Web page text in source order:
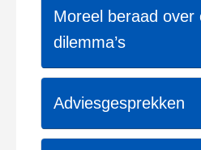
Moreel beraad over
dilemma’s
Adviesgesprekken